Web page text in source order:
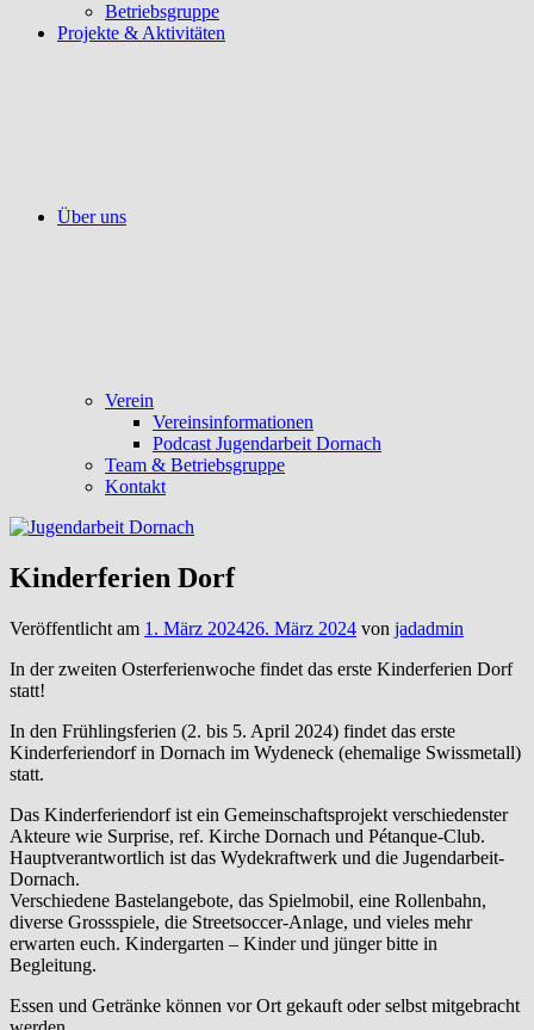
Betriebsgruppe
Projekte & Aktivitäten
Über uns
Verein
Vereinsinformationen
Podcast Jugendarbeit Dornach
Team & Betriebsgruppe
Kontakt
Kinderferien Dorf
Veröffentlicht am 1. März 202426. März 2024 von jadadmin
In der zweiten Osterferienwoche findet das erste Kinderferien Dorf
statt!
In den Frühlingsferien (2. bis 5. April 2024) findet das erste
Kinderferiendorf in Dornach im Wydeneck (ehemalige Swissmetall)
statt.
Das Kinderferiendorf ist ein Gemeinschaftsprojekt verschiedenster
Akteure wie Surprise, ref. Kirche Dornach und Pétanque-Club.
Hauptverantwortlich ist das Wydekraftwerk und die Jugendarbeit-
Dornach.
Verschiedene Bastelangebote, das Spielmobil, eine Rollenbahn,
diverse Grossspiele, die Streetsoccer-Anlage, und vieles mehr
erwarten euch. Kindergarten – Kinder und jünger bitte in
Begleitung.
Essen und Getränke können vor Ort gekauft oder selbst mitgebracht